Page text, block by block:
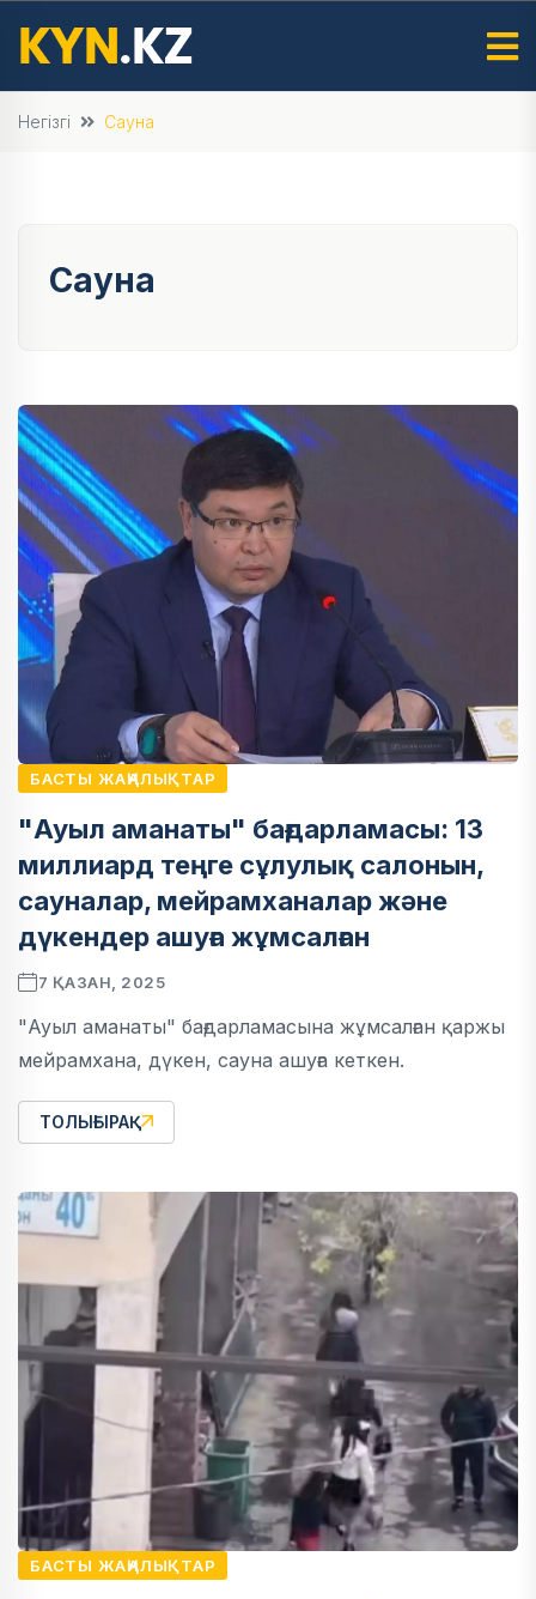
Негізгі Сауна
Сауна
БАСТЫ ЖАҢАЛЫҚТАР
"Ауыл аманаты" бағдарламасы: 13
миллиард теңге сұлулық салонын,
сауналар, мейрамханалар және
дүкендер ашуға жұмсалған
7 ҚАЗАН, 2025
"Ауыл аманаты" бағдарламасына жұмсалған қаржы
мейрамхана, дүкен, сауна ашуға кеткен.
ТОЛЫҒЫРАҚ
БАСТЫ ЖАҢАЛЫҚТАР